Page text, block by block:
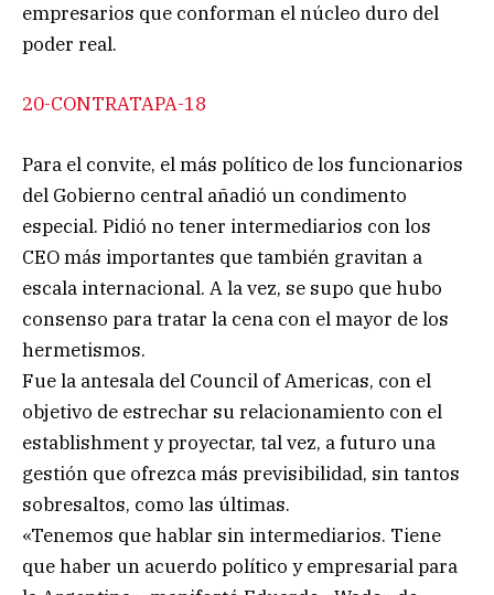
empresarios que conforman el núcleo duro del
poder real.
20-CONTRATAPA-18
Para el convite, el más político de los funcionarios
del Gobierno central añadió un condimento
especial. Pidió no tener intermediarios con los
CEO más importantes que también gravitan a
escala internacional. A la vez, se supo que hubo
consenso para tratar la cena con el mayor de los
hermetismos.
Fue la antesala del Council of Americas, con el
objetivo de estrechar su relacionamiento con el
establishment y proyectar, tal vez, a futuro una
gestión que ofrezca más previsibilidad, sin tantos
sobresaltos, como las últimas.
«Tenemos que hablar sin intermediarios. Tiene
que haber un acuerdo político y empresarial para